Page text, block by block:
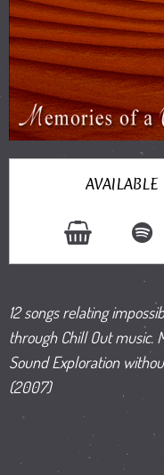
12 songs relating
through Chill Out music.
Sound Exploration
(2007)